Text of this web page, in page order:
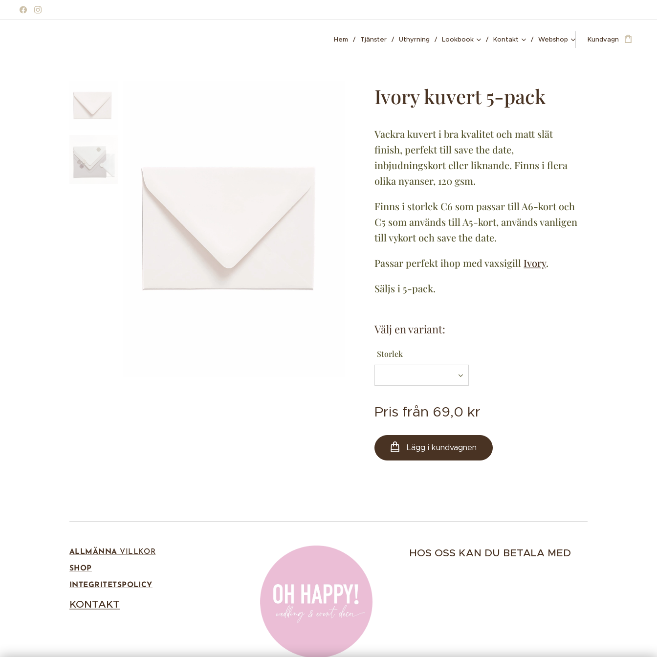
Hem Tjänster Uthyrning Lookbook Kontakt Webshop Kundvagn
Ivory kuvert 5-pack
Vackra kuvert i bra kvalitet och matt slät
finish, perfekt till save the date,
inbjudningskort eller liknande. Finns i flera
olika nyanser, 120 gsm.
Finns i storlek C6 som passar till A6-kort och
C5 som används till A5-kort, används vanligen
till vykort och save the date.
Passar perfekt ihop med vaxsigill Ivory.
Säljs i 5-pack.
Välj en variant:
Storlek
Pris från 69,0 kr
Lägg i kundvagnen
ALLMÄNNA VILLKOR
SHOP
INTEGRITETSPOLICY
KONTAKT
HOS OSS KAN DU BETALA MED